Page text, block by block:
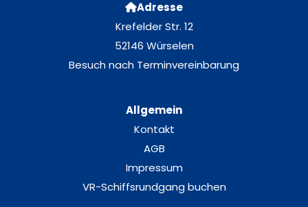
Adresse
Krefelder Str. 12
52146 Würselen
Besuch nach Terminvereinbarung
Allgemein
Kontakt
AGB
Impressum
VR-Schiffsrundgang buchen